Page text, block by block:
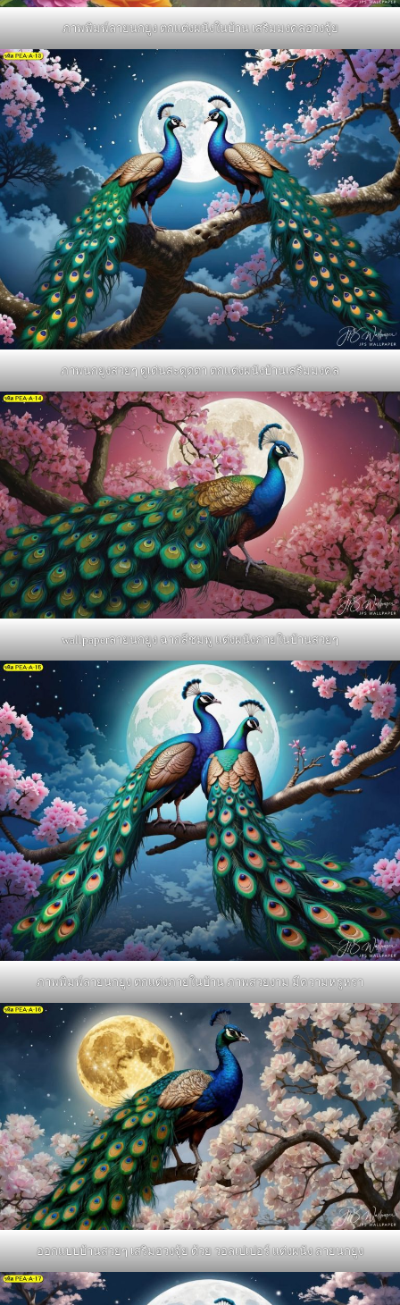
ภาพพิมพ์ลายนกยูง ตกแต่งผนังในบ้าน เสริมมงคลฮวงจุ้ย
ภาพนกยูงสวยๆ ดูเด่นสะดุดตา ตกแต่งผนังบ้านเสริมมงคล
wallpaperลายนกยูง ฉากสีชมพู แต่งผนังภายในบ้านสวยๆ
ภาพพิมพ์ลายนกยูง ตกแต่งภายในบ้าน ภาพสวยงาม มีความหรูหรา
ออกแบบบ้านสวยๆ เสริมฮวงจุ้ย ด้วย วอลเปเปอร์ แต่งผนัง ลายนกยูง